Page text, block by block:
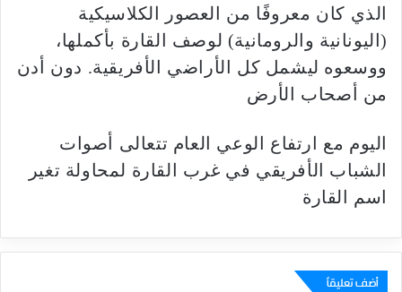
الذي كان معروفًا من العصور الكلاسيكية
(اليونانية والرومانية) لوصف القارة بأكملها،
ووسعوه ليشمل كل الأراضي الأفريقية. دون أدن
من أصحاب الأرض
اليوم مع ارتفاع الوعي العام تتعالى أصوات
الشباب الأفريقي في غرب القارة لمحاولة تغير
اسم القارة
أضف تعليقاً